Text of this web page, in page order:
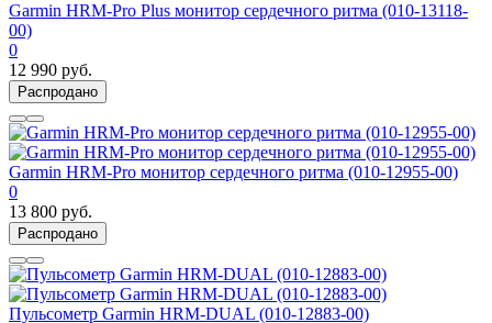
Garmin HRM-Pro Plus монитор сердечного ритма (010-13118-
00)
0
12 990 руб.
Распродано
Garmin HRM-Pro монитор сердечного ритма (010-12955-00)
0
13 800 руб.
Распродано
Пульсометр Garmin HRM-DUAL (010-12883-00)